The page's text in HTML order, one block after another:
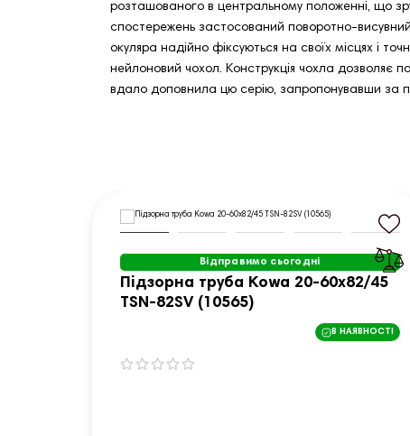
розташованого в центральному положенні, що
спостережень застосований поворотно-
окуляра надійно фіксуються на своїх місцях і
нейлоновий чохол. Конструкція чохла дозволяє
вдало доповнила цю серію, запропонувавши за
Відправимо сьогодні
Підзорна труба Kowa 20-60x82/45
TSN-82SV (10565)
В НАЯВНОСТІ